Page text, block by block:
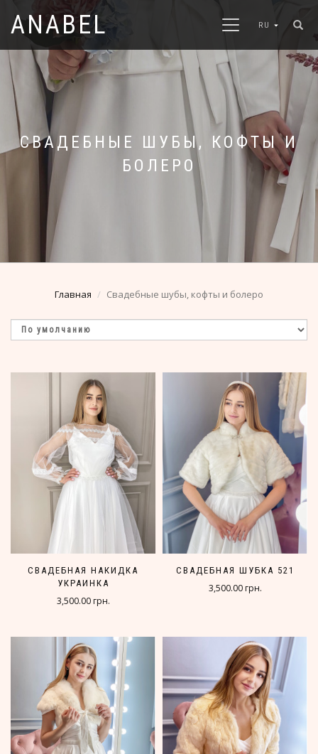
ANABEL RU
СВАДЕБНЫЕ ШУБЫ, КОФТЫ И
БОЛЕРО
Главная Свадебные шубы, кофты и болеро
СВАДЕБНАЯ НАКИДКА
УКРАИНКА
3,500.00 грн.
СВАДЕБНАЯ ШУБКА 521
3,500.00 грн.